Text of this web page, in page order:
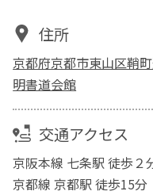
住所
京都府京都市東山区鞘
明書道会館
交通アクセス
京阪本線 七条駅 徒歩２
京都線 京都駅 徒歩15分